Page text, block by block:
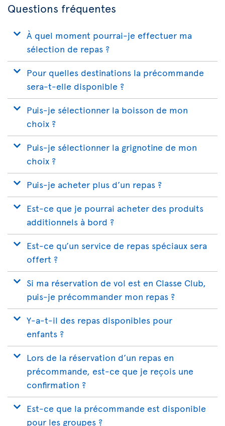
Questions fréquentes
À quel moment pourrai-je effectuer ma
sélection de repas ?
Pour quelles destinations la précommande
sera-t-elle disponible ?
Puis-je sélectionner la boisson de mon
choix ?
Puis-je sélectionner la grignotine de mon
choix ?
Puis-je acheter plus d’un repas ?
Est-ce que je pourrai acheter des produits
additionnels à bord ?
Est-ce qu’un service de repas spéciaux sera
offert ?
Si ma réservation de vol est en Classe Club,
puis-je précommander mon repas ?
Y-a-t-il des repas disponibles pour
enfants ?
Lors de la réservation d’un repas en
précommande, est-ce que je reçois une
confirmation ?
Est-ce que la précommande est disponible
pour les groupes ?